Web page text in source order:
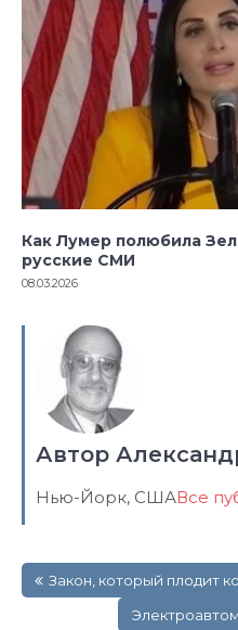
Как Лумер полюбила
русские СМИ
08.03.2026
Автор
Нью-Йорк, СШАВсе
поЗакон, который плодит